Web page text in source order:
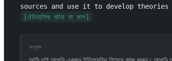
sources and use it to develop
[ঐতিহাসিক ঘটনা বা কাল]
অনুবাদ